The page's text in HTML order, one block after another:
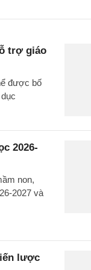
trợ giáo
được bố
2026-
non,
2027 và
lược